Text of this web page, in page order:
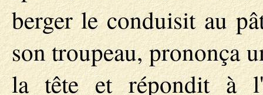
berger le conduisit au
son troupeau, prononça
la tête et répondit à